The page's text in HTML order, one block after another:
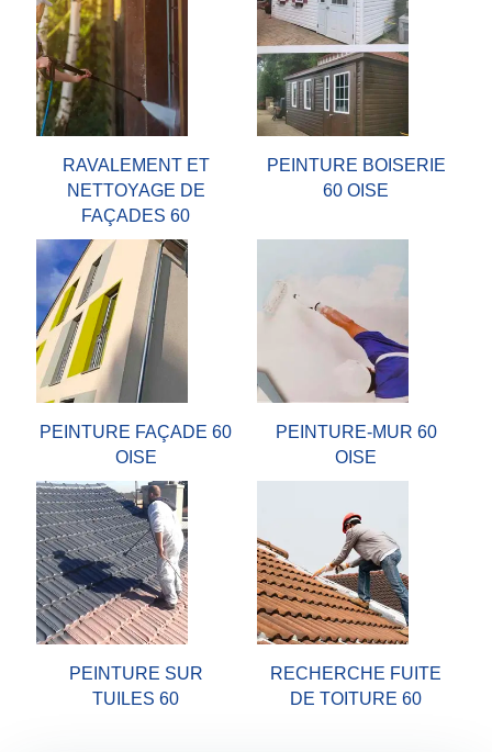
RAVALEMENT ET
NETTOYAGE DE
FAÇADES 60
PEINTURE BOISERIE
60 OISE
PEINTURE FAÇADE 60
OISE
PEINTURE-MUR 60
OISE
PEINTURE SUR
TUILES 60
RECHERCHE FUITE
DE TOITURE 60